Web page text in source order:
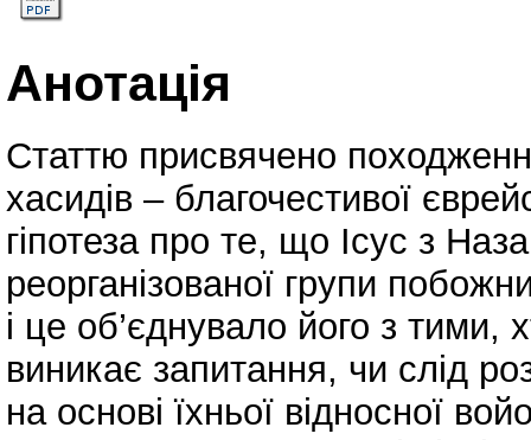
Анотація
Статтю присвячено
хасидів – благочестивої
гіпотеза про те, що Ісус з
реорганізованої групи
і це об’єднувало його з тими,
виникає запитання, чи слід
на основі їхньої відносної